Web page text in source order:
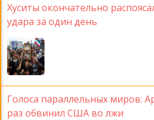
Хуситы окончательно
удара за один день
Голоса параллельных миров:
раз обвинил США во лжи